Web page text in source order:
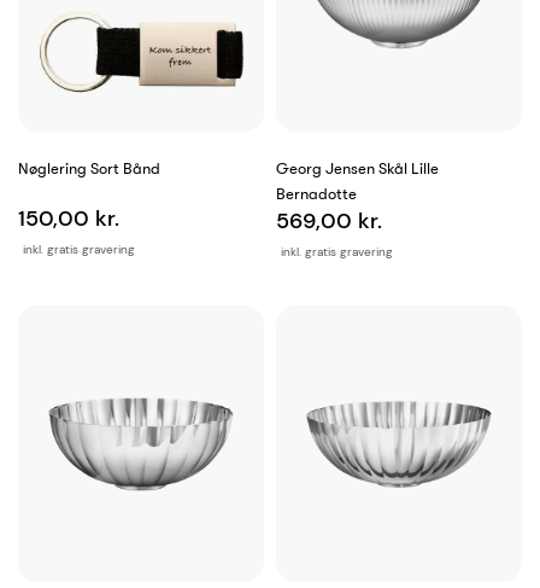
Nøglering Sort Bånd
inkl. gratis gravering
150,00 kr.
Georg Jensen Skål Lille
Bernadotte
inkl. gratis gravering
569,00 kr.